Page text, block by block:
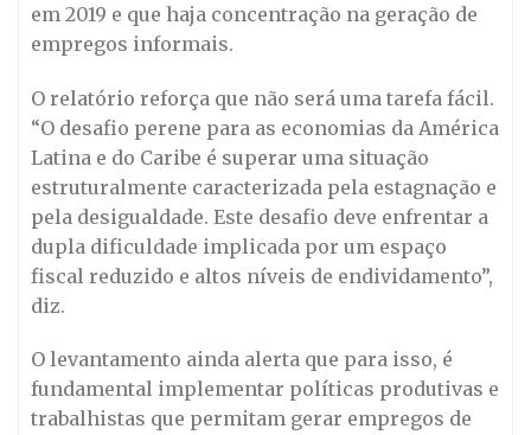
em 2019 e que haja concentração na geração de
empregos informais.
O relatório reforça que não será uma tarefa fácil.
“O desafio perene para as economias da América
Latina e do Caribe é superar uma situação
estruturalmente caracterizada pela estagnação e
pela desigualdade. Este desafio deve enfrentar a
dupla dificuldade implicada por um espaço
fiscal reduzido e altos níveis de endividamento”,
diz.
O levantamento ainda alerta que para isso, é
fundamental implementar políticas produtivas e
trabalhistas que permitam gerar empregos de